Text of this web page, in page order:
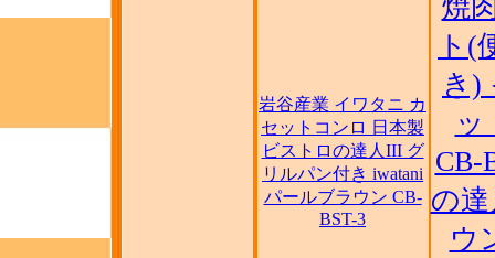
岩谷産業 イワタニ カ
セットコンロ 日本製
ビストロの達人III グ
リルパン付き iwatani
パールブラウン CB-
BST-3
焼
ト(
き)
ッ
CB-
の
ウ